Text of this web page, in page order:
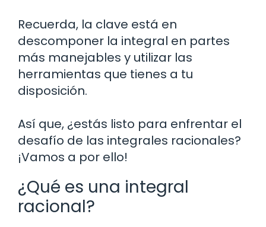
Recuerda, la clave está en
descomponer la integral en partes
más manejables y utilizar las
herramientas que tienes a tu
disposición.
Así que, ¿estás listo para enfrentar el
desafío de las integrales racionales?
¡Vamos a por ello!
¿Qué es una integral
racional?